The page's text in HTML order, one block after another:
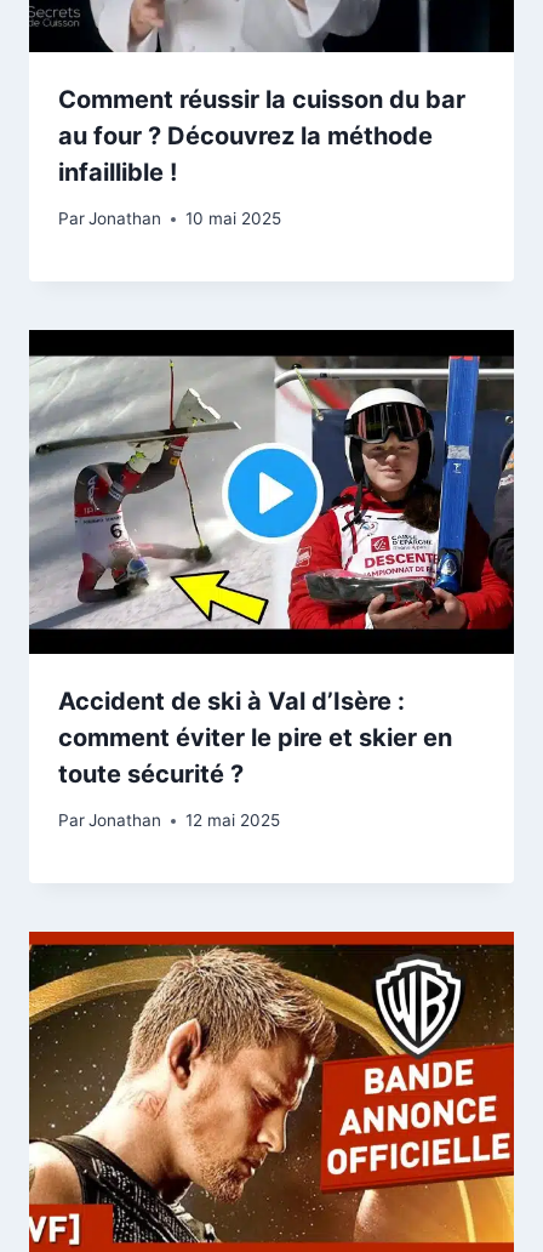
Comment réussir la cuisson du bar
au four ? Découvrez la méthode
infaillible !
ParJonathan 10 mai 2025
Accident de ski à Val d’Isère :
comment éviter le pire et skier en
toute sécurité ?
ParJonathan 12 mai 2025